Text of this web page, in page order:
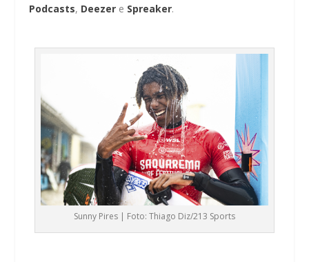
Podcasts, Deezer e Spreaker.
Sunny Pires | Foto: Thiago Diz/213 Sports